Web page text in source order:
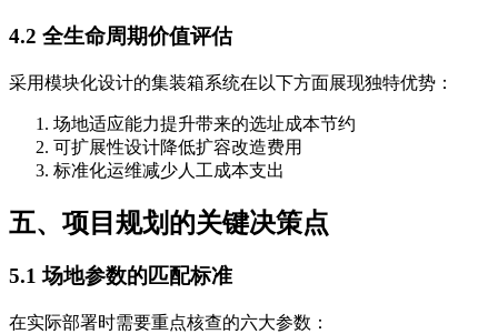
4.2 全生命周期价值评估
采用模块化设计的集装箱系统在以下方面展现独特优势：
场地适应能力提升带来的选址成本节约
可扩展性设计降低扩容改造费用
标准化运维减少人工成本支出
五、项目规划的关键决策点
5.1 场地参数的匹配标准
在实际部署时需要重点核查的六大参数：